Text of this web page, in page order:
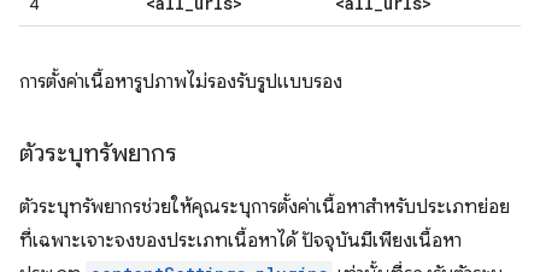
การตั้งค่าเนื้อหารูปภาพไม่รองรับรูปแบบรอง
ตัวระบุทรัพยากร
ตัวระบุทรัพยากรช่วยให้คุณระบุการตั้งค่าเนื้อหาสำหรับประเภทย่อย
ที่เฉพาะเจาะจงของประเภทเนื้อหาได้ ปัจจุบันมีเพียงเนื้อหา